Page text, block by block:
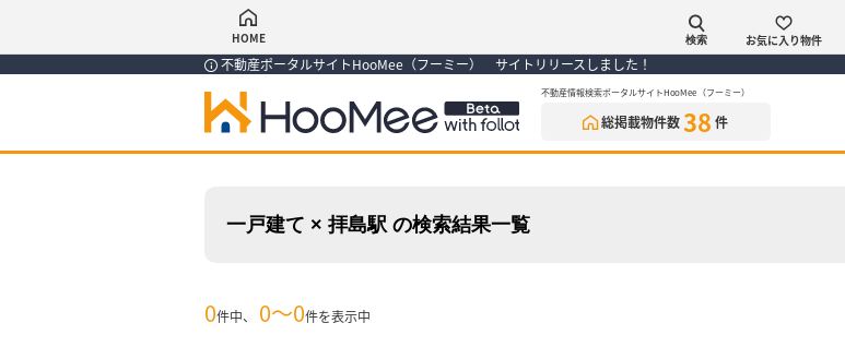
HOME 検索 お気に入り物件
不動産ポータルサイトHooMee（フーミー） サイトリリースしました！
不動産情報検索ポータルサイトHooMee（フーミー）
総掲載物件数38 件
一戸建て × 拝島駅 の検索結果一覧
0件中、 0〜0件を表示中